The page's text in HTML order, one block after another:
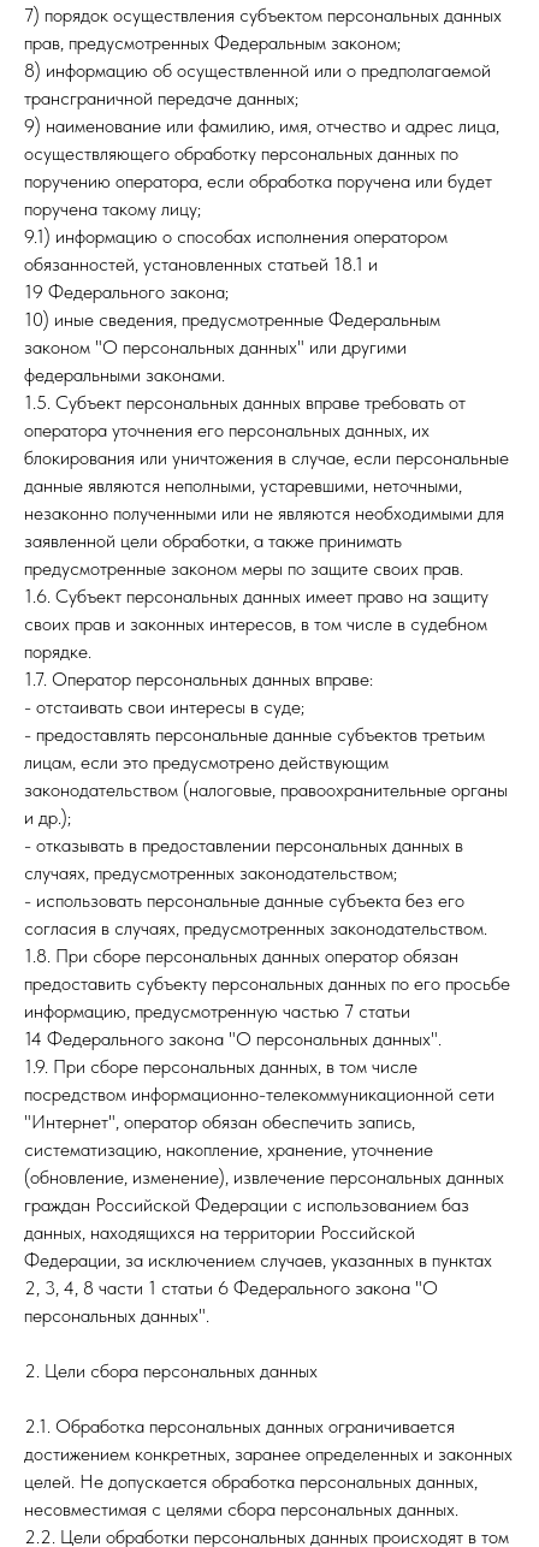
7) порядок осуществления субъектом персональных данных
прав, предусмотренных Федеральным законом;
8) информацию об осуществленной или о предполагаемой
трансграничной передаче данных;
9) наименование или фамилию, имя, отчество и адрес лица,
осуществляющего обработку персональных данных по
поручению оператора, если обработка поручена или будет
поручена такому лицу;
9.1) информацию о способах исполнения оператором
обязанностей, установленных статьей 18.1 и
19 Федерального закона;
10) иные сведения, предусмотренные Федеральным
законом "О персональных данных" или другими
федеральными законами.
1.5. Субъект персональных данных вправе требовать от
оператора уточнения его персональных данных, их
блокирования или уничтожения в случае, если персональные
данные являются неполными, устаревшими, неточными,
незаконно полученными или не являются необходимыми для
заявленной цели обработки, а также принимать
предусмотренные законом меры по защите своих прав.
1.6. Субъект персональных данных имеет право на защиту
своих прав и законных интересов, в том числе в судебном
порядке.
1.7. Оператор персональных данных вправе:
- отстаивать свои интересы в суде;
- предоставлять персональные данные субъектов третьим
лицам, если это предусмотрено действующим
законодательством (налоговые, правоохранительные органы
и др.);
- отказывать в предоставлении персональных данных в
случаях, предусмотренных законодательством;
- использовать персональные данные субъекта без его
согласия в случаях, предусмотренных законодательством.
1.8. При сборе персональных данных оператор обязан
предоставить субъекту персональных данных по его просьбе
информацию, предусмотренную частью 7 статьи
14 Федерального закона "О персональных данных".
1.9. При сборе персональных данных, в том числе
посредством информационно-телекоммуникационной сети
"Интернет", оператор обязан обеспечить запись,
систематизацию, накопление, хранение, уточнение
(обновление, изменение), извлечение персональных данных
граждан Российской Федерации с использованием баз
данных, находящихся на территории Российской
Федерации, за исключением случаев, указанных в пунктах
2, 3, 4, 8 части 1 статьи 6 Федерального закона "О
персональных данных".
2. Цели сбора персональных данных
2.1. Обработка персональных данных ограничивается
достижением конкретных, заранее определенных и законных
целей. Не допускается обработка персональных данных,
несовместимая с целями сбора персональных данных.
2.2. Цели обработки персональных данных происходят в том